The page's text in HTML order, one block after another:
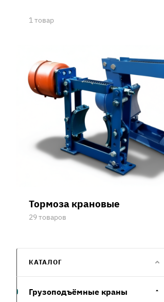
1 товар
Тормоза крановые
29 товаров
КАТАЛОГ
Грузоподъёмные краны